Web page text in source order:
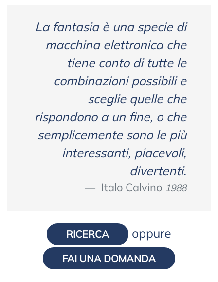
La fantasia è una specie di
macchina elettronica che
tiene conto di tutte le
combinazioni possibili e
sceglie quelle che
rispondono a un fine, o che
semplicemente sono le più
interessanti, piacevoli,
divertenti.
Italo Calvino 1988
RICERCA oppure
FAI UNA DOMANDA